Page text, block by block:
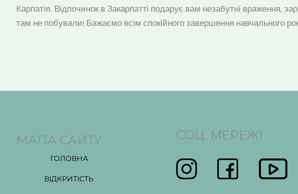
Карпатія. Відпочинок в Закарпатті подарує вам незабутні враження,
там не побували! Бажаємо всім спокійного завершення навчального
МАПА САЙТУ
ГОЛОВНА
ВІДКРИТІСТЬ
СОЦ. МЕРЕЖІ